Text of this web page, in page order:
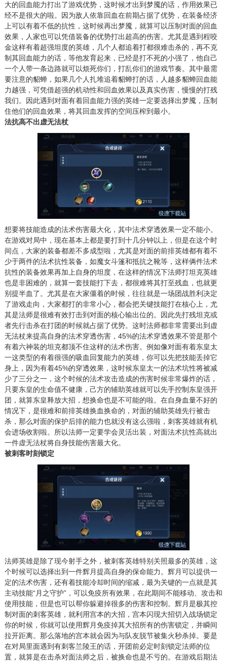
大的回血能力打出了游戏优势，这时候才出到梦魇的话，作用效果已
经不是很大的啦。因为敌人依靠回血在前期占据了优势，在装备经济
上可以有着不低的抗性，这时候再出梦魇，就算可以压制对面的回血
效果，人家也可以凭借装备的优势打出超高的伤害。尤其是遇到程咬
金这样有着超强坦度的英雄，几个人都追着打都很难击杀的，再不克
制其回血能力的话，等他发育起来，已经是打不死的小强了，他自己
一个人带一条边路就可以烦死你们，打乱你们的游戏节奏。其中最需
要注意的貂蝉，如果几个人扎堆追着貂蝉打的话，人越多貂蝉回血能
力越强，可凭借超强的机动性和回血效果以及真实伤害，慢慢的打残
我们。因此遇到对面有着回血能力强的英雄一定要选择出梦魇，压制
住他们的回血效果，将其回血发挥的空间压榨到最小。
法抗高不出虚无法杖
想要将技能造成的法术伤害最大化，其中法术穿透效果一定不能小。
在游戏对局中，现在基本上都是要打到十几分钟以上，但是在这个时
间点，大家的装备都差不多成型啦，尤其是对面的前排英雄都有着不
少于两件的法术抗性装备，如魔女斗篷和抵抗之靴等，这样俩件法术
抗性的装备效果再加上自身的坦度，在这样的情况下法师打坦克英雄
也是非困难的，就算一套技能打下去，都很难将其打至残血，也就更
别提半血了。尤其是在大家僵着的时候，往往就是一场团战胜利决定
了游戏走向，大家都打的非常小心，都会把关键技能打在核心上，尤
其是法师是很难有效打击到对面的核心输出位的。因此先打残坦克或
者先行击杀在打团的时候就占据了优势。这时法师都非常需要出到虚
无法杖来提高自身的法术穿透伤害，45%的法术穿透效果不管是那个
有着六神装的坦克都顶不住这样的法术伤害。例如像对面有着东皇太
一这类型的有着很强的吸血回复能力的英雄，你可以先把技能丢掉它
身上，因为有着45%的穿透效果，这时候东皇太一的法术坑性将被减
少了三分之一，这个时候的法术攻击造成的伤害时候非常爆炸的话，
只要东皇的生命值不健康，己方的辅助英雄就可以先手控制东皇强开
团，就算东皇释放大招，想换命也是不可能的啦。在自身血量不好的
情况下，是很难和前排英雄换血换命的，对面的辅助英雄先行被击
杀，那么对面的保护后排的能力也就没有这么强啦，刺客英雄就有机
会进场收割啦。所以法师一定要学会灵活出装，对面法术抗性高就出
一件虚无法杖将自身技能伤害最大化。
被刺客时刻锁定
法师英雄是除了现今射手之外，被刺客英雄特别关照最多的英雄，这
个时候可以选择出到一件辉月提高自身的保命能力。辉月可以提供一
定的法术伤害，还有着技能冷却时间的缩减，最为关键的一点就是其
主动技能“月之守护”，可以免疫所有效果，在此期间不能移动、攻击和
使用技能，但是也可以帮你躲避掉很多的伤害和控制。辉月是极其控
制对面的刺客英雄，就利用宫本的大招，宫本闪现大招切入战场锁定
你的时候，你就可以使用辉月免疫掉其大招所有的伤害锁定，并瞬间
拉开距离。那么落地的宫本就会因为与队友脱节被集火秒杀掉。要是
在对局里面遇到有刺客兰陵王的话，开团前必定时刻锁定法师的位
置，就算是在击杀对面法师之后，被换命也是不亏的。在游戏后期法